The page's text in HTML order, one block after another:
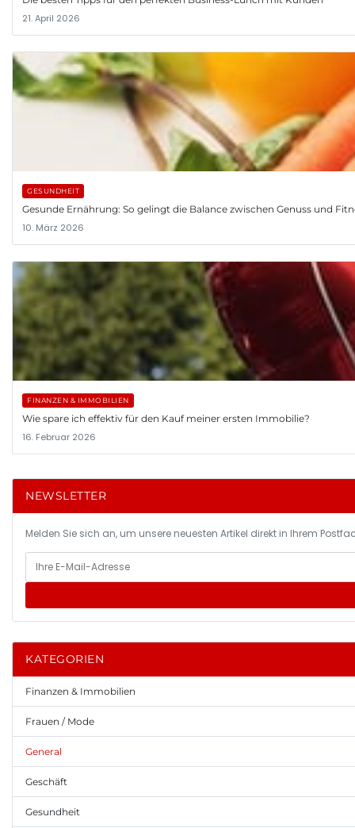
21. April 2026
GESUNDHEIT
Gesunde Ernährung: So gelingt die Balance zwischen Genuss und
10. März 2026
FINANZEN & IMMOBILIEN
Wie spare ich effektiv für den Kauf meiner ersten Immobilie?
16. Februar 2026
NEWSLETTER
Melden Sie sich an, um unsere neuesten Artikel direkt in Ihrem
KATEGORIEN
Finanzen & Immobilien
Frauen / Mode
General
Geschäft
Gesundheit